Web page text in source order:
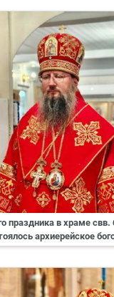
праздника в храме свв.
архиерейское